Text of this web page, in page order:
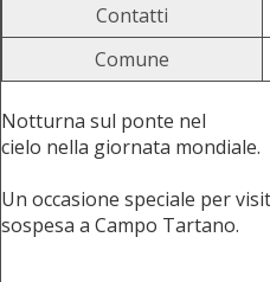
Contatti
Comune
Notturna sul ponte nel
cielo nella giornata mondiale.
Un occasione speciale per
sospesa a Campo Tartano.